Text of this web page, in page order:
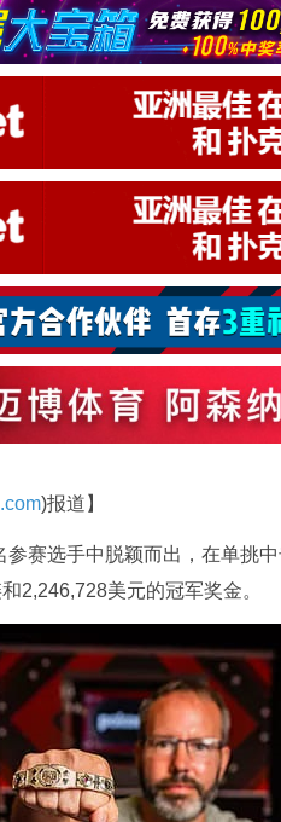
)报道】
参赛选手中脱颖而出，在单挑
2,246,728美元的冠军奖金。